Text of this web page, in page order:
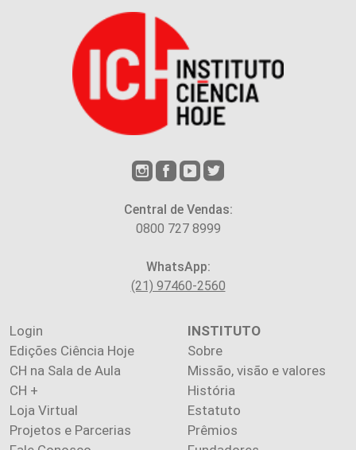
Central de Vendas:
0800 727 8999
WhatsApp:
(21) 97460-2560
Login
Edições Ciência Hoje
CH na Sala de Aula
CH +
Loja Virtual
Projetos e Parcerias
INSTITUTO
Sobre
Missão, visão e valores
História
Estatuto
Prêmios